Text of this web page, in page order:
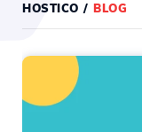
HOSTICO / BLOG